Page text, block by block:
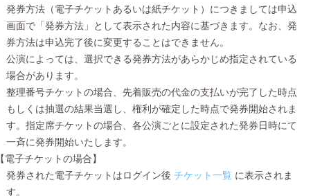
発券方法（電子チケットあるいは紙チケット）につきましては申込
画面で「発券方法」として表示された内容に基づきます。なお、発
券方法は申込完了後に変更することはできません。
公演によっては、選択できる発券方法があらかじめ指定されている
場合があります。
整理番号チケットの場合、先着販売の代金の支払いが完了した時点
もしくは抽選の結果当選し、権利が確定した時点で発券開始されま
す。指定席チケットの場合、各公演ごとに設定された発券日時にて
一斉に発券開始いたします。
【電子チケットの場合】
発券された電子チケットはログイン後 チケット一覧 に表示されま
す。